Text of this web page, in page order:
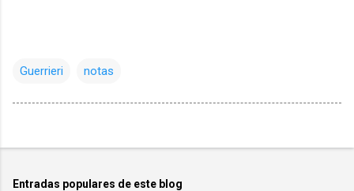
Guerrieri notas
Entradas populares de este blog